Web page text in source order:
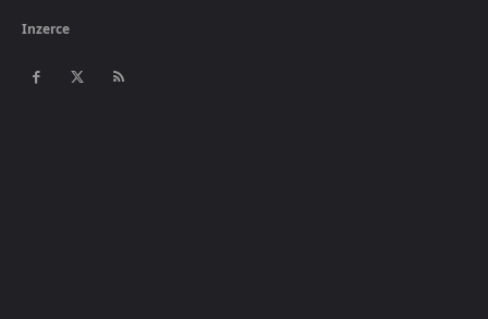
Inzerce